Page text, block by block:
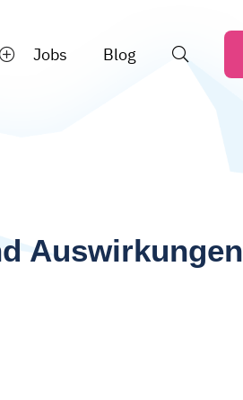
Jobs Blog
Auswirkungen